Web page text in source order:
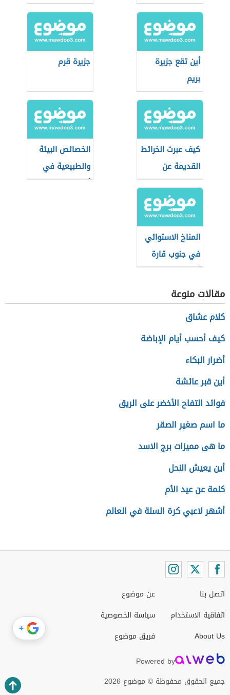
قارة إفريقيا
أين تقع جزيرة
بريم
جزيرة قرم
كيف عبرت الخرائط
القديمة عن
القطب الشمالي؟
الخصائص البيئة
والطبيعية في
أوقيانوسيا
المناخ الاستوائي
في جنوب قارة
آسيا
مقالات منوعة
كلام عشاق
كيف أحسب أيام الإباضة
أضرار البكاء
أين قبر عائشة
فوائد التفاح الأخضر على الريق
ما اسم صغير الصقر
ما هى مميزات برج الاسد
أين يعيش النحل
كلمة عن عيد الأم
أشهر لاعبي كرة السلة في العالم
اتصل بنا
اتفاقية الاستخدام
About Us
عن موضوع
سياسة الخصوصية
فريق موضوع
Powered by
جميع الحقوق محفوظة © موضوع 2026
+